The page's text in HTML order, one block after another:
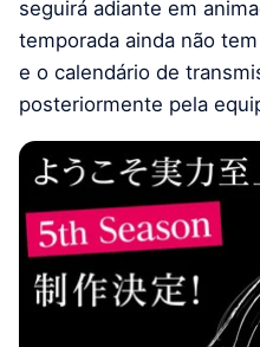
seguirá adiante em
temporada ainda não
e o calendário de
posteriormente pela